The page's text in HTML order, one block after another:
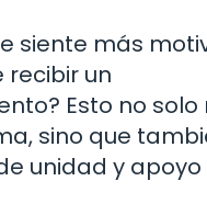
siente más
recibir un
Esto no solo
sino que
unidad y